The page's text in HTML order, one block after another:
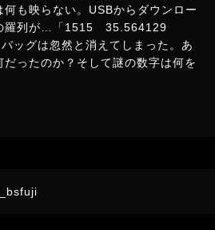
も映らない。USBからダウンロー
の羅列が…「1515 35.564129
ッグは忽然と消えてしまった。あ
ったのか？そして謎の数字は何を